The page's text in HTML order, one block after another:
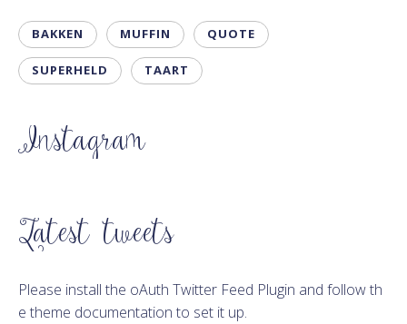
BAKKEN MUFFIN QUOTE
SUPERHELD TAART
Instagram
Latest tweets
Please install the oAuth Twitter Feed Plugin and follow th
e theme documentation to set it up.